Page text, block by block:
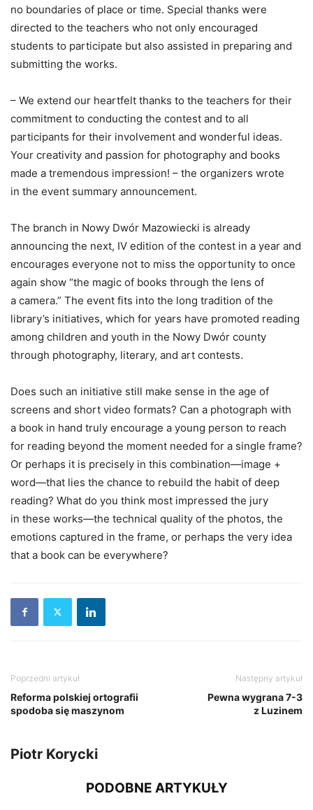
no boundaries of place or time. Special thanks were
directed to the teachers who not only encouraged
students to participate but also assisted in preparing and
submitting the works.
– We extend our heartfelt thanks to the teachers for their
commitment to conducting the contest and to all
participants for their involvement and wonderful ideas.
Your creativity and passion for photography and books
made a tremendous impression! – the organizers wrote
in the event summary announcement.
The branch in Nowy Dwór Mazowiecki is already
announcing the next, IV edition of the contest in a year and
encourages everyone not to miss the opportunity to once
again show “the magic of books through the lens of
a camera.” The event fits into the long tradition of the
library’s initiatives, which for years have promoted reading
among children and youth in the Nowy Dwór county
through photography, literary, and art contests.
Does such an initiative still make sense in the age of
screens and short video formats? Can a photograph with
a book in hand truly encourage a young person to reach
for reading beyond the moment needed for a single frame?
Or perhaps it is precisely in this combination—image +
word—that lies the chance to rebuild the habit of deep
reading? What do you think most impressed the jury
in these works—the technical quality of the photos, the
emotions captured in the frame, or perhaps the very idea
that a book can be everywhere?
Poprzedni artykuł
Reforma polskiej ortografii
spodoba się maszynom
Następny artykuł
Pewna wygrana 7-3
z Luzinem
Piotr Korycki
PODOBNE ARTYKUŁY